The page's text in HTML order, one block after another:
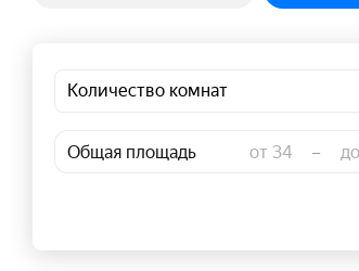
Количество комнат
Общая площадь –